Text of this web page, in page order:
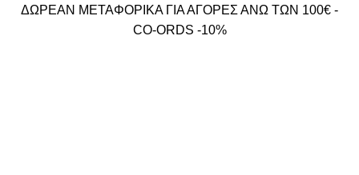
ΔΩΡΕΑΝ ΜΕΤΑΦΟΡΙΚΑ ΓΙΑ ΑΓΟΡΕΣ ΑΝΩ ΤΩΝ 100€ -
CO-ORDS -10%